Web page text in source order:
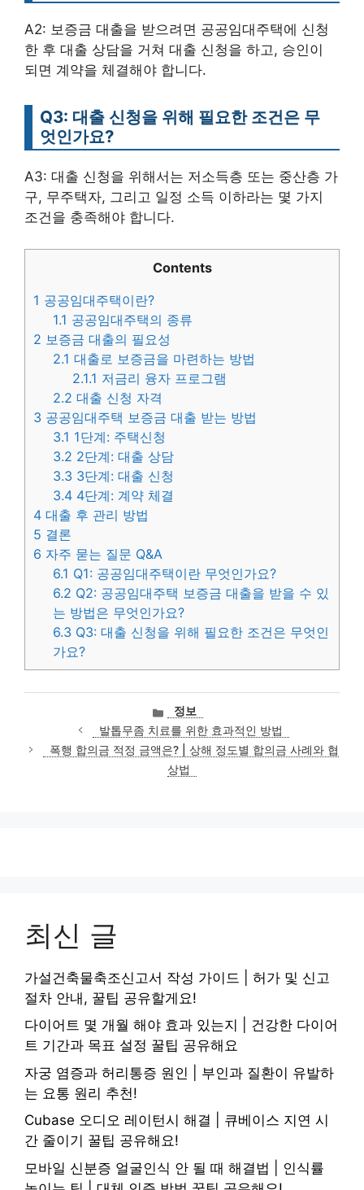
A2: 보증금 대출을 받으려면 공공임대주택에 신청
한 후 대출 상담을 거쳐 대출 신청을 하고, 승인이
되면 계약을 체결해야 합니다.
Q3: 대출 신청을 위해 필요한 조건은 무
엇인가요?
A3: 대출 신청을 위해서는 저소득층 또는 중산층 가
구, 무주택자, 그리고 일정 소득 이하라는 몇 가지
조건을 충족해야 합니다.
Contents
1 공공임대주택이란?
1.1 공공임대주택의 종류
2 보증금 대출의 필요성
2.1 대출로 보증금을 마련하는 방법
2.1.1 저금리 융자 프로그램
2.2 대출 신청 자격
3 공공임대주택 보증금 대출 받는 방법
3.1 1단계: 주택신청
3.2 2단계: 대출 상담
3.3 3단계: 대출 신청
3.4 4단계: 계약 체결
4 대출 후 관리 방법
5 결론
6 자주 묻는 질문 Q&A
6.1 Q1: 공공임대주택이란 무엇인가요?
6.2 Q2: 공공임대주택 보증금 대출을 받을 수 있
는 방법은 무엇인가요?
6.3 Q3: 대출 신청을 위해 필요한 조건은 무엇인
가요?
카
테
고
리
정보
발톱무좀 치료를 위한 효과적인 방법
폭행 합의금 적정 금액은? | 상해 정도별 합의금 사례와 협
상법
최신 글
가설건축물축조신고서 작성 가이드 | 허가 및 신고
절차 안내, 꿀팁 공유할게요!
다이어트 몇 개월 해야 효과 있는지 | 건강한 다이어
트 기간과 목표 설정 꿀팁 공유해요
자궁 염증과 허리통증 원인 | 부인과 질환이 유발하
는 요통 원리 추천!
Cubase 오디오 레이턴시 해결 | 큐베이스 지연 시
간 줄이기 꿀팁 공유해요!
모바일 신분증 얼굴인식 안 될 때 해결법 | 인식률